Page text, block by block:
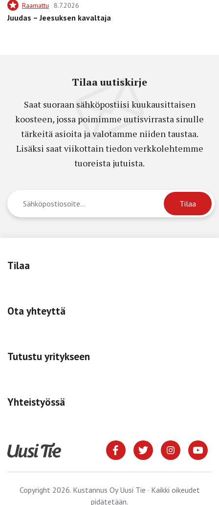
Raamattu 8.7.2026
Juudas – Jeesuksen kavaltaja
Tilaa uutiskirje
Saat suoraan sähköpostiisi kuukausittaisen
koosteen, jossa poimimme uutisvirrasta sinulle
tärkeitä asioita ja valotamme niiden taustaa.
Lisäksi saat viikottain tiedon verkkolehtemme
tuoreista jutuista.
Tilaa
Ota yhteyttä
Tutustu yritykseen
Yhteistyössä
Copyright 2026. Kustannus Oy Uusi Tie · Kaikki oikeudet
pidätetään.